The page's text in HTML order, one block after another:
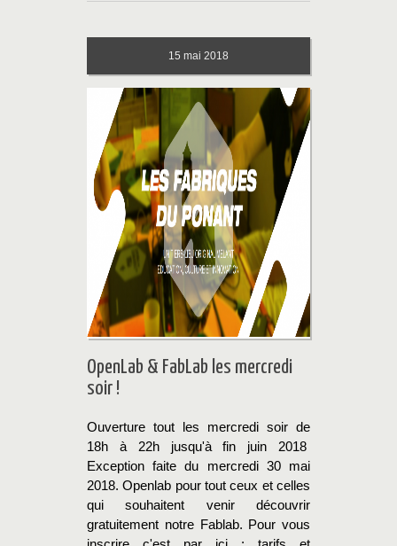
15 mai 2018
OpenLab & FabLab les mercredi
soir !
Ouverture tout les mercredi soir de
18h à 22h jusqu'à fin juin 2018
Exception faite du mercredi 30 mai
2018. Openlab pour tout ceux et celles
qui souhaitent venir découvrir
gratuitement notre Fablab. Pour vous